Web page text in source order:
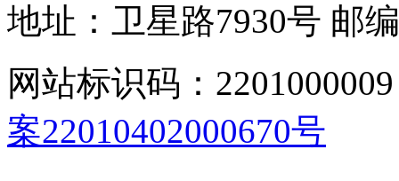
地址：卫星路7930号 邮
网站标识码：2201000009
案22010402000670号